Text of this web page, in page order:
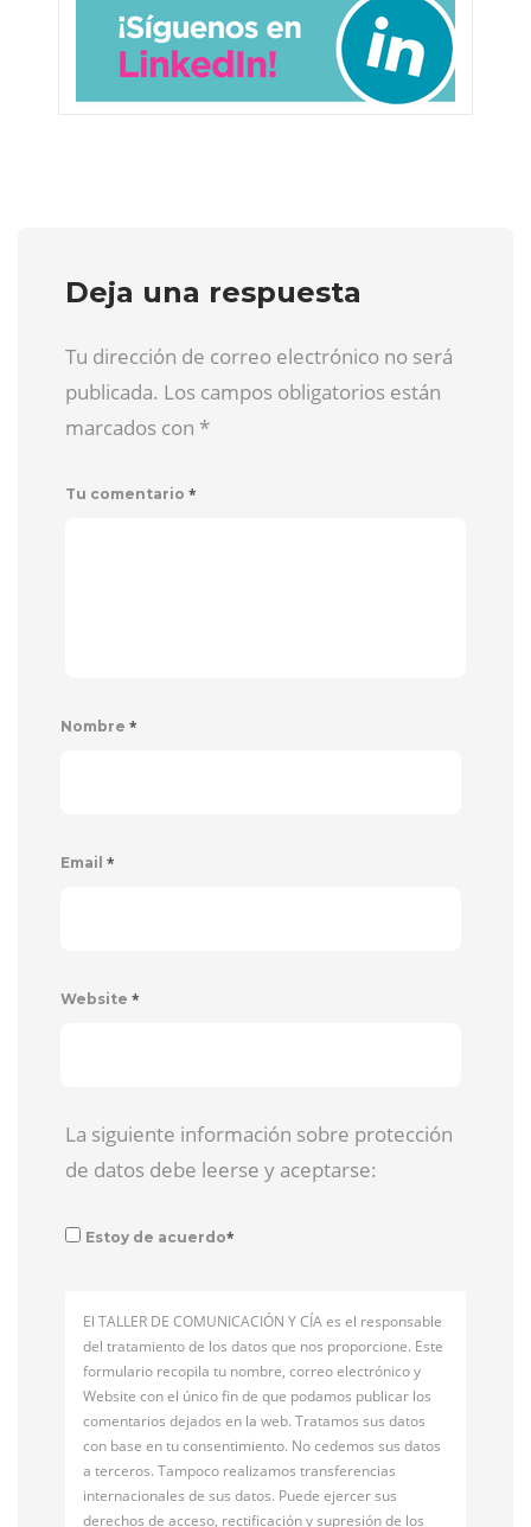
Deja una respuesta
Tu dirección de correo electrónico no será
publicada. Los campos obligatorios están
marcados con *
Tu comentario *
Nombre *
Email *
Website *
La siguiente información sobre protección
de datos debe leerse y aceptarse:
Estoy de acuerdo*
El TALLER DE COMUNICACIÓN Y CÍA es el responsable
del tratamiento de los datos que nos proporcione. Este
formulario recopila tu nombre, correo electrónico y
Website con el único fin de que podamos publicar los
comentarios dejados en la web. Tratamos sus datos
con base en tu consentimiento. No cedemos sus datos
a terceros. Tampoco realizamos transferencias
internacionales de sus datos. Puede ejercer sus
derechos de acceso, rectificación y supresión de los